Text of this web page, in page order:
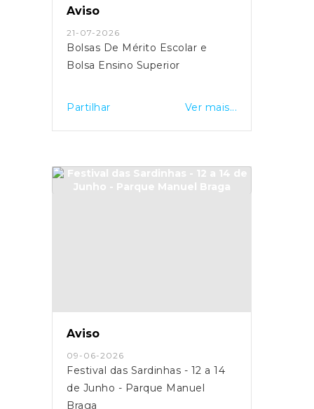
Aviso
21-07-2026
Bolsas De Mérito Escolar e
Bolsa Ensino Superior
Partilhar Ver mais...
Aviso
09-06-2026
Festival das Sardinhas - 12 a 14
de Junho - Parque Manuel
Braga